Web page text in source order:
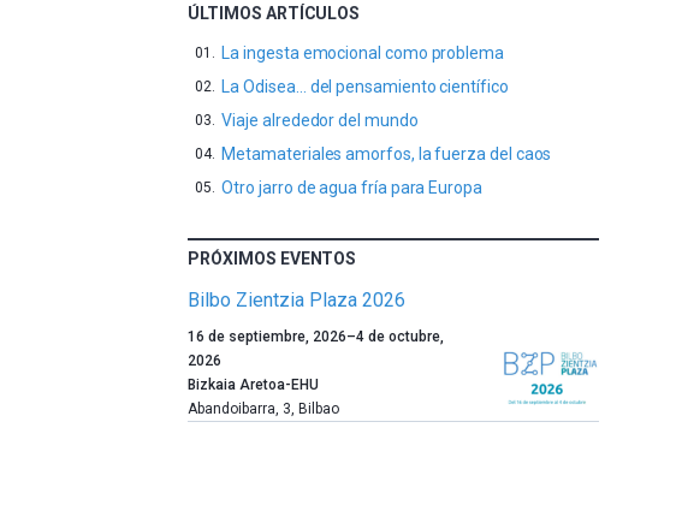
ÚLTIMOS ARTÍCULOS
La ingesta emocional como problema
La Odisea… del pensamiento científico
Viaje alrededor del mundo
Metamateriales amorfos, la fuerza del caos
Otro jarro de agua fría para Europa
PRÓXIMOS EVENTOS
Bilbo Zientzia Plaza 2026
Un
año
más,
Bilbao
16 de septiembre, 2026–4 de octubre,
2026
Bizkaia Aretoa-EHU
Abandoibarra, 3, Bilbao